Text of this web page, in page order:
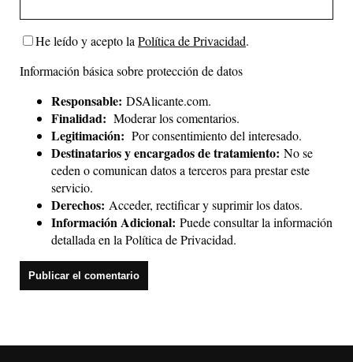
He leído y acepto laPolítica de Privacidad.
Información básica sobre protección de datos
Responsable: DSAlicante.com.
Finalidad: Moderar los comentarios.
Legitimación: Por consentimiento del interesado.
Destinatarios y encargados de tratamiento: No se
ceden o comunican datos a terceros para prestar este
servicio.
Derechos: Acceder, rectificar y suprimir los datos.
Información Adicional: Puede consultar la información
detallada en laPolítica de Privacidad.